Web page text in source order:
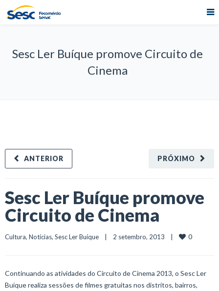
Sesc Ler Buíque promove Circuito de
Cinema
PRÓXIMO
ANTERIOR
Sesc Ler Buíque promove
Circuito de Cinema
Cultura, Notícias, Sesc Ler Buíque
    |    2 setembro, 2013    |
0
Continuando as atividades do Circuito de Cinema 2013, o Sesc Ler
Buíque realiza sessões de filmes gratuitas nos distritos, bairros,